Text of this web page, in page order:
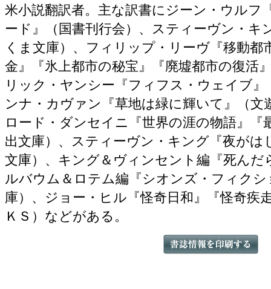
米小説翻訳者。主な訳書にジーン・ウルフ
ード』（国書刊行会）、スティーヴン・キ
くま文庫）、フィリップ・リーヴ『移動都
金』『氷上都市の秘宝』『廃墟都市の復活
リック・ヤンシー『フィフス・ウェイブ』
ンナ・カヴァン『草地は緑に輝いて』（文
ロード・ダンセイニ『世界の涯の物語』『
出文庫）、スティーヴン・キング『夜がは
文庫）、キング＆ヴィンセント編『死んだ
ルバウム＆ロテム編『シオンズ・フィクシ
庫）、ジョー・ヒル『怪奇日和』『怪奇疾
ＫＳ）などがある。